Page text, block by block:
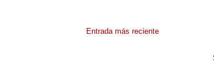
Entrada más reciente